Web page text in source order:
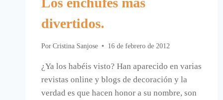
divertidos.
Por Cristina Sanjose 16 de febrero de 2012
¿Ya los habéis visto? Han aparecido en varias
revistas online y blogs de decoración y la
verdad es que hacen honor a su nombre, son